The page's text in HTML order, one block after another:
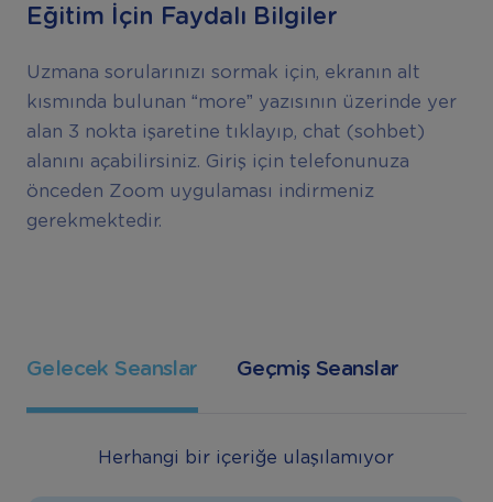
Eğitim İçin Faydalı Bilgiler
Uzmana sorularınızı sormak için, ekranın alt
kısmında bulunan “more” yazısının üzerinde yer
alan 3 nokta işaretine tıklayıp, chat (sohbet)
alanını açabilirsiniz. Giriş için telefonunuza
önceden Zoom uygulaması indirmeniz
gerekmektedir.
Gelecek Seanslar Geçmiş Seanslar
Herhangi bir içeriğe ulaşılamıyor